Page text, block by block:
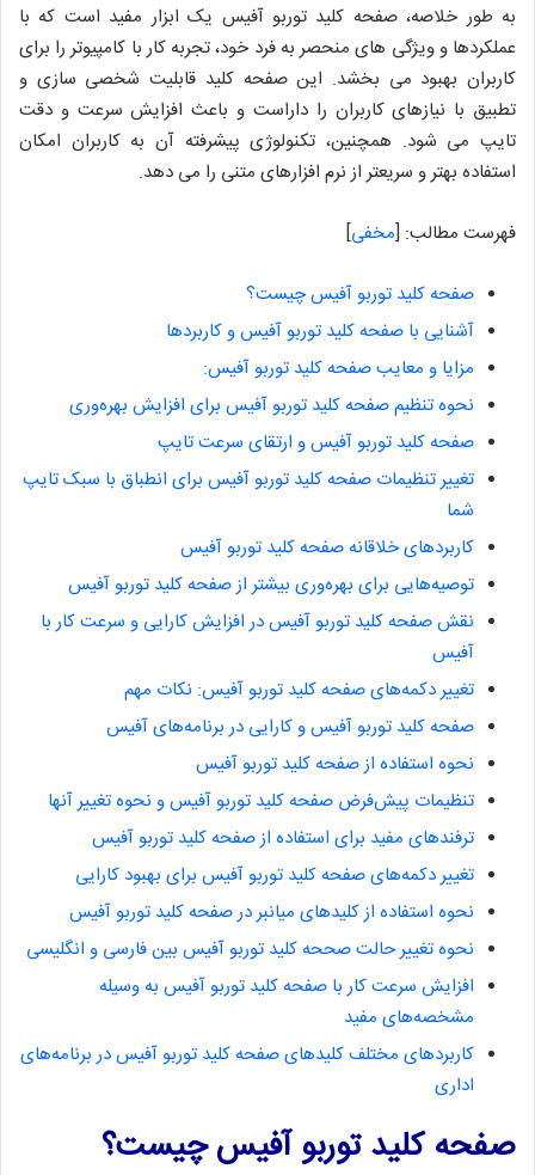
به طور خلاصه، صفحه کلید توربو آفیس یک ابزار مفید است که با
عملکردها و ویژگی های منحصر به فرد خود، تجربه کار با کامپیوتر را برای
کاربران بهبود می بخشد. این صفحه کلید قابلیت شخصی سازی و
تطبیق با نیازهای کاربران را داراست و باعث افزایش سرعت و دقت
تایپ می شود. همچنین، تکنولوژی پیشرفته آن به کاربران امکان
استفاده بهتر و سریعتر از نرم افزارهای متنی را می دهد.
فهرست مطالب: [مخفی]
صفحه کلید توربو آفیس چیست؟
آشنایی با صفحه کلید توربو آفیس و کاربردها
مزایا و معایب صفحه کلید توربو آفیس:
نحوه تنظیم صفحه کلید توربو آفیس برای افزایش بهره‌وری
صفحه کلید توربو آفیس و ارتقای سرعت تایپ
تغییر تنظیمات صفحه کلید توربو آفیس برای انطباق با سبک تایپ
شما
کاربردهای خلاقانه صفحه کلید توربو آفیس
توصیه‌هایی برای بهره‌وری بیشتر از صفحه کلید توربو آفیس
نقش صفحه کلید توربو آفیس در افزایش کارایی و سرعت کار با
آفیس
تغییر دکمه‌های صفحه کلید توربو آفیس: نکات مهم
صفحه کلید توربو آفیس و کارایی در برنامه‌های آفیس
نحوه استفاده از صفحه کلید توربو آفیس
تنظیمات پیش‌فرض صفحه کلید توربو آفیس و نحوه تغییر آنها
ترفندهای مفید برای استفاده از صفحه کلید توربو آفیس
تغییر دکمه‌های صفحه کلید توربو آفیس برای بهبود کارایی
نحوه استفاده از کلیدهای میانبر در صفحه کلید توربو آفیس
نحوه تغییر حالت صححه کلید توربو آفیس بین فارسی و انگلیسی
افزایش سرعت کار با صفحه کلید توربو آفیس به وسیله
مشخصه‌های مفید
کاربردهای مختلف کلیدهای صفحه کلید توربو آفیس در برنامه‌های
اداری
صفحه کلید توربو آفیس چیست؟